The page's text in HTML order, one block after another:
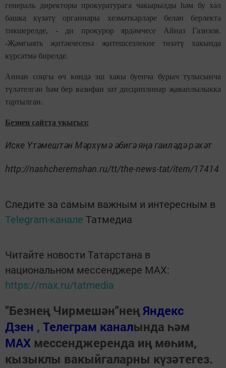
генераль директоры прокуратурага чакырылды һәм бу хәл
башка күзәтү органнары хезмәткәрләре белән берлектә
тикшерелде, - ди прокурор ярдәмчесе Айназ Газизов.
-Җәмгыять җитәкчесенә җитешсезлекне төзәтү хакында
күрсәтмә бирелде.
Аннан соңгы өч көндә эш хакы буенча бурыч тулысынча
түләтелгән һәм бер вазифаи зат дисциплинар җаваплылыкка
тартылган.
Безнең сайтта укыгыз:
Иске Үтәмештән Мәрхүмә әбигә яңа гаиләдә рәхәт
http://nashcheremshan.ru/tt/the-news-tat/item/17414
Следите за самым важным и интересным в
Telegram-канале Татмедиа
Читайте новости Татарстана в
национальном мессенджере MАХ:
https://max.ru/tatmedia
"Безнең Чирмешән"неңЯндекс
Дзен , Телеграм каналында һәм
МАХ мессенджеренда иң мөһим,
кызыклы вакыйгаларны күзәтегез.